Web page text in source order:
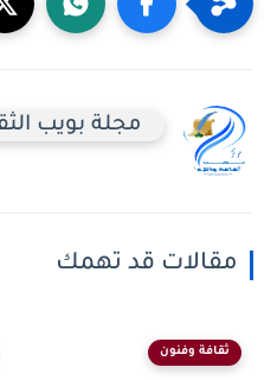
مجلة بويب
مقالات قد تهمك
ثقافة وفنون